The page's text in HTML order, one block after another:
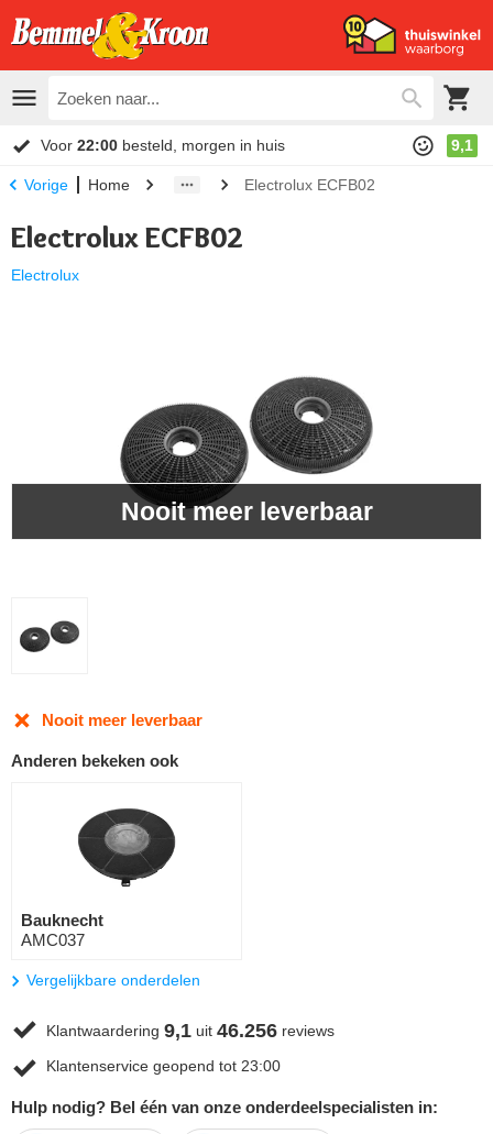
Voor 22:00 besteld, morgen in huis 9,1
Vorige Home Electrolux ECFB02
Electrolux ECFB02
Electrolux
Nooit meer leverbaar
Nooit meer leverbaar
Anderen bekeken ook
Bauknecht
AMC037
Vergelijkbare onderdelen
Klantwaardering 9,1 uit 46.256 reviews
Klantenservice geopend tot 23:00
Hulp nodig? Bel één van onze onderdeelspecialisten in: